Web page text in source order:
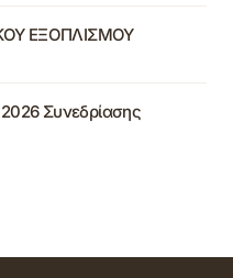
ΕΞΟΠΛΙΣΜΟΥ
Συνεδρίασης